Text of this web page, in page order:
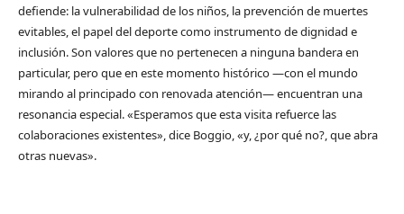
defiende: la vulnerabilidad de los niños, la prevención de muertes
evitables, el papel del deporte como instrumento de dignidad e
inclusión. Son valores que no pertenecen a ninguna bandera en
particular, pero que en este momento histórico —con el mundo
mirando al principado con renovada atención— encuentran una
resonancia especial. «Esperamos que esta visita refuerce las
colaboraciones existentes», dice Boggio, «y, ¿por qué no?, que abra
otras nuevas».